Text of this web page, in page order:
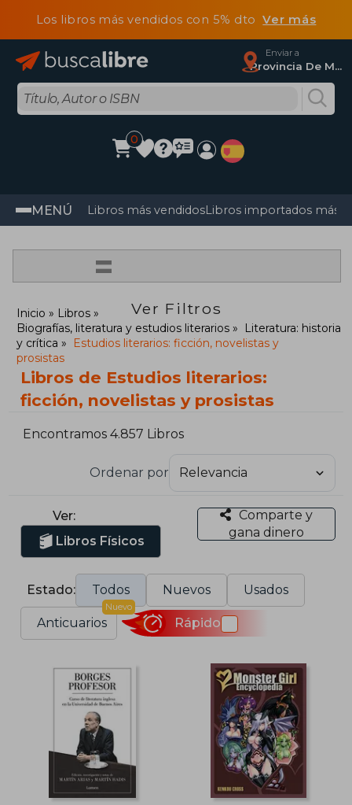
Los libros más vendidos con 5% dtoVer más
Enviar a
Provincia De Madrid
0
MENÚ Libros más vendidosLibros importados más
=
Ver Filtros
Inicio
Libros
Biografías, literatura y estudios literarios
Literatura: historia
y crítica
Estudios literarios: ficción, novelistas y
prosistas
Libros de Estudios literarios:
ficción, novelistas y prosistas
Encontramos 4.857 Libros
Ordenar por
Ver:
Libros Físicos
Comparte y
gana dinero
Estado: Todos Nuevos Usados
Anticuarios
Nuevo
Rápido